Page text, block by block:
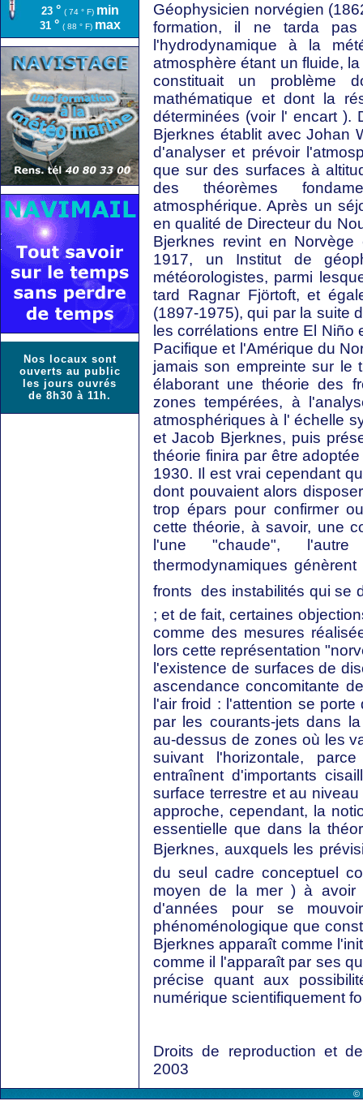
23 ° ( 74 ° F) min
31 ° ( 88 ° F) max
Nos locaux sont
ouverts au public
les jours ouvrés
de 8h30 à 11h.
Géophysicien norvégien
formation, il ne tarda
l'hydrodynamique à la
atmosphère étant un fluide,
constituait un problème
mathématique et dont la
déterminées (voir l' encart ).
Bjerknes établit avec Johan
d'analyser et prévoir
que sur des surfaces à
des théorèmes
atmosphérique. Après un
en qualité de Directeur du
Bjerknes revint en
1917, un Institut de
météorologistes, parmi
tard Ragnar Fjörtoft, et
(1897-1975), qui par la suite
les corrélations entre El
Pacifique et l'Amérique du
jamais son empreinte sur le
élaborant une théorie des
zones tempérées, à
atmosphériques à l' échelle
et Jacob Bjerknes, puis
théorie finira par être
1930. Il est vrai cependant
dont pouvaient alors
trop épars pour confirmer
cette théorie, à savoir, une
l'une "chaude",
thermodynamiques
fronts  des instabilités qui
; et de fait, certaines
comme des mesures
lors cette représentation
l'existence de surfaces de
ascendance concomitante
l'air froid : l'attention se
par les courants-jets dans
au-dessus de zones où les
suivant l'horizontale,
entraînent d'importants
surface terrestre et au
approche, cependant, la
essentielle que dans la
Bjerknes, auxquels les
du seul cadre conceptuel
moyen de la mer ) à avoir
d'années pour se
phénoménologique que
Bjerknes apparaît comme
comme il l'apparaît par ses
précise quant aux
numérique scientifiquement
Droits de reproduction et
2003
©